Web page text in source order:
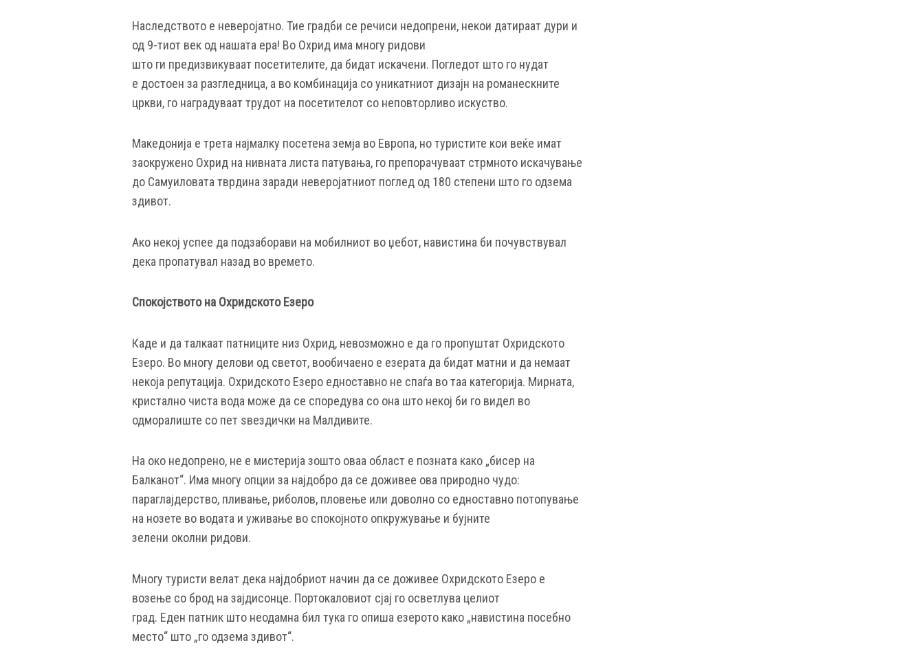
Наследството е неверојатно. Тие градби се речиси недопрени, некои датираат дури и
од 9-тиот век од нашата ера! Во Охрид има многу ридови
што ги предизвикуваат посетителите, да бидат искачени. Погледот што го нудат
е достоен за разгледница, а во комбинација со уникатниот дизајн на романескните
цркви, го наградуваат трудот на посетителот со неповторливо искуство.
Македонија е трета најмалку посетена земја во Европа, но туристите кои веќе имат
заокружено Охрид на нивната листа патувања, го препорачуваат стрмното искачување
до Самуиловата тврдина заради неверојатниот поглед од 180 степени што го одзема
здивот.
Ако некој успее да подзаборави на мобилниот во џебот, навистина би почувствувал
дека пропатувал назад во времето.
Спокојството на Охридското Езеро
Каде и да талкаат патниците низ Охрид, невозможно е да го пропуштат Охридското
Езеро. Во многу делови од светот, вообичаено е езерата да бидат матни и да немаат
некоја репутација. Охридското Езеро едноставно не спаѓа во таа категорија. Мирната,
кристално чиста вода може да се споредува со она што некој би го видел во
одморалиште со пет ѕвездички на Малдивите.
На око недопрено, не е мистерија зошто оваа област е позната како „бисер на
Балканот“. Има многу опции за најдобро да се доживее ова природно чудо:
параглајдерство, пливање, риболов, пловење или доволно со едноставно потопување
на нозете во водата и уживање во спокојното опкружување и бујните
зелени околни ридови.
Многу туристи велат дека најдобриот начин да се доживее Охридското Езеро е
возење со брод на зајдисонце. Портокаловиот сјај го осветлува целиот
град. Еден патник што неодамна бил тука го опиша езерото како „навистина посебно
место“ што „го одзема здивот“.